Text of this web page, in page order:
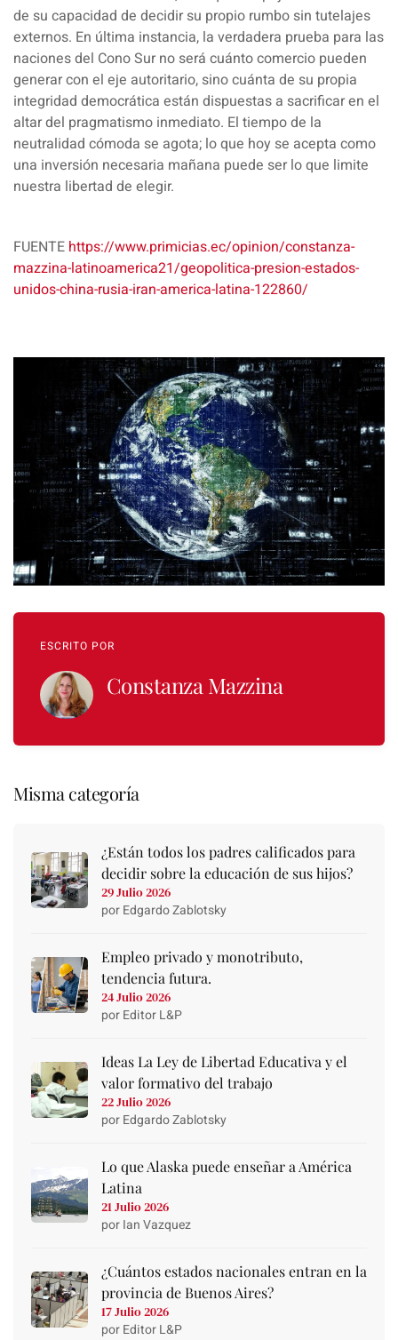
de su capacidad de decidir su propio rumbo sin tutelajes
externos. En última instancia, la verdadera prueba para las
naciones del Cono Sur no será cuánto comercio pueden
generar con el eje autoritario, sino cuánta de su propia
integridad democrática están dispuestas a sacrificar en el
altar del pragmatismo inmediato. El tiempo de la
neutralidad cómoda se agota; lo que hoy se acepta como
una inversión necesaria mañana puede ser lo que limite
nuestra libertad de elegir.
FUENTE https://www.primicias.ec/opinion/constanza-
mazzina-latinoamerica21/geopolitica-presion-estados-
unidos-china-rusia-iran-america-latina-122860/
ESCRITO POR
Constanza Mazzina
Misma categoría
¿Están todos los padres calificados para
decidir sobre la educación de sus hijos?
29 Julio 2026
por Edgardo Zablotsky
Empleo privado y monotributo,
tendencia futura.
24 Julio 2026
por Editor L&P
Ideas La Ley de Libertad Educativa y el
valor formativo del trabajo
22 Julio 2026
por Edgardo Zablotsky
Lo que Alaska puede enseñar a América
Latina
21 Julio 2026
por Ian Vazquez
¿Cuántos estados nacionales entran en la
provincia de Buenos Aires?
17 Julio 2026
por Editor L&P